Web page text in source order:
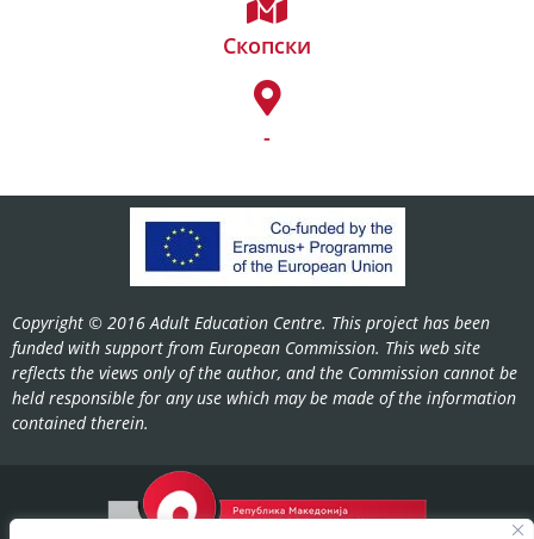
Скопски
-
Copyright © 2016 Adult Education Centre. This project has been
funded with support from European Commission. This web site
reflects the views only of the author, and the Commission cannot be
held responsible for any use which may be made of the information
contained therein.